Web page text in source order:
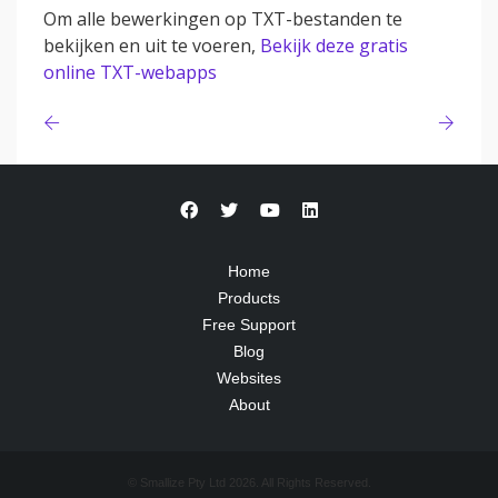
Om alle bewerkingen op TXT-bestanden te
bekijken en uit te voeren, Bekijk deze gratis
online TXT-webapps
Home
Products
Free Support
Blog
Websites
About
© Smallize Pty Ltd 2026. All Rights Reserved.